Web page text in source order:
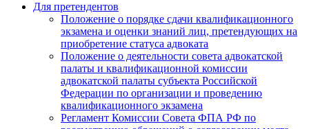
Для претендентов
Положение о порядке сдачи квалификационного
экзамена и оценки знаний лиц, претендующих на
приобретение статуса адвоката
Положение о деятельности совета адвокатской
палаты и квалификационной комиссии
адвокатской палаты субъекта Российской
Федерации по организации и проведению
квалификационного экзамена
Регламент Комиссии Совета ФПА РФ по